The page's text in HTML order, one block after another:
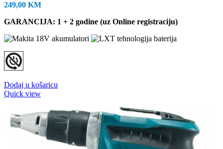
249,00 KM
GARANCIJA: 1 + 2 godine (uz Online registraciju)
Dodaj u košaricu
Quick view